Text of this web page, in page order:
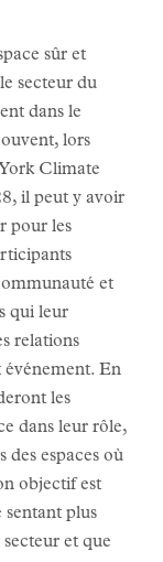
sûr et
secteur du
dans le
lors
Climate
il peut y avoir
pour les
et
qui leur
relations
événement. En
les
dans leur rôle,
espaces où
objectif est
sentant plus
et que